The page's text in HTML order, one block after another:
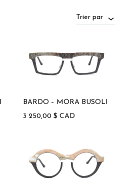
Trier par
BARDO – MORA BUSOLI
3 250,00 $ CAD